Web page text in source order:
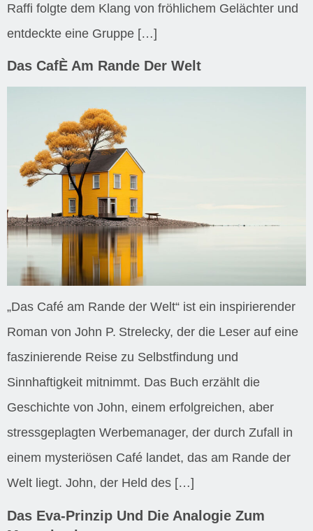
Raffi folgte dem Klang von fröhlichem Gelächter und
entdeckte eine Gruppe […]
Das CafÈ Am Rande Der Welt
„Das Café am Rande der Welt“ ist ein inspirierender
Roman von John P. Strelecky, der die Leser auf eine
faszinierende Reise zu Selbstfindung und
Sinnhaftigkeit mitnimmt. Das Buch erzählt die
Geschichte von John, einem erfolgreichen, aber
stressgeplagten Werbemanager, der durch Zufall in
einem mysteriösen Café landet, das am Rande der
Welt liegt. John, der Held des […]
Das Eva-Prinzip Und Die Analogie Zum